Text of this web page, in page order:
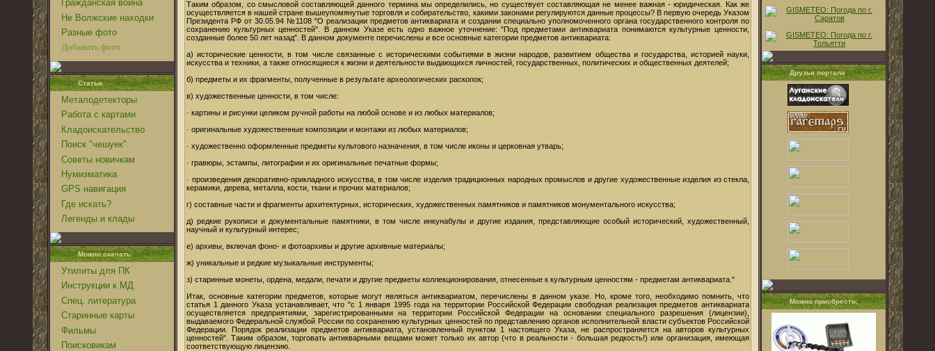
Гражданская война
Не Волжские находки
Разные фото
Добавить фото
Статьи
Металодетекторы
Работа с картами
Кладоискательство
Поиск "чешуек"
Советы новичкам
Нумизматика
GPS навигация
Где искать?
Легенды и клады
Можно скачать:
Утилиты для ПК
Инструкции к МД
Спец. литература
Старинные карты
Фильмы
Поисковикам
Таким образом, со смысловой составляющей данного термина мы определились, но существует составляющая не менее важная - юридическая. Как же
осуществляется в нашей стране вышеупомянутые торговля и собирательство, какими законами регулируются данные процессы? В первую очередь Указом
Президента РФ от 30.05.94 №1108 "О реализации предметов антиквариата и создании специально уполномоченного органа государственного контроля по
сохранению культурных ценностей". В данном Указе есть одно важное уточнение: "Под предметами антиквариата понимаются культурные ценности,
созданные более 50 лет назад". В данном документе перечислены и все основные категории предметов антиквариата:
а) исторические ценности, в том числе связанные с историческими событиями в жизни народов, развитием общества и государства, историей науки,
искусства и техники, а также относящиеся к жизни и деятельности выдающихся личностей, государственных, политических и общественных деятелей;
б) предметы и их фрагменты, полученные в результате археологических раскопок;
в) художественные ценности, в том числе:
· картины и рисунки целиком ручной работы на любой основе и из любых материалов;
· оригинальные художественные композиции и монтажи из любых материалов;
· художественно оформленные предметы культового назначения, в том числе иконы и церковная утварь;
· гравюры, эстампы, литографии и их оригинальные печатные формы;
· произведения декоративно-прикладного искусства, в том числе изделия традиционных народных промыслов и другие художественные изделия из стекла,
керамики, дерева, металла, кости, ткани и прочих материалов;
г) составные части и фрагменты архитектурных, исторических, художественных памятников и памятников монументального искусства;
д) редкие рукописи и документальные памятники, в том числе инкунабулы и другие издания, представляющие особый исторический, художественный,
научный и культурный интерес;
е) архивы, включая фоно- и фотоархивы и другие архивные материалы;
ж) уникальные и редкие музыкальные инструменты;
з) старинные монеты, ордена, медали, печати и другие предметы коллекционирования, отнесенные к культурным ценностям - предметам антиквариата."
Итак, основные категории предметов, которые могут являться антиквариатом, перечислены в данном указе. Но, кроме того, необходимо помнить, что
статья 1 данного Указа устанавливает, что "с 1 января 1995 года на территории Российской Федерации свободная реализация предметов антиквариата
осуществляется предприятиями, зарегистрированными на территории Российской Федерации на основании специального разрешения (лицензии),
выдаваемого Федеральной службой России по сохранению культурных ценностей по представлению органов исполнительной власти субъектов Российской
Федерации. Порядок реализации предметов антиквариата, установленный пунктом 1 настоящего Указа, не распространяется на авторов культурных
ценностей". Таким образом, торговать антикварными вещами может только их автор (что в реальности - большая редкость!) или организация, имеющая
соответствующую лицензию.
Друзья портала
Можно приобрести: